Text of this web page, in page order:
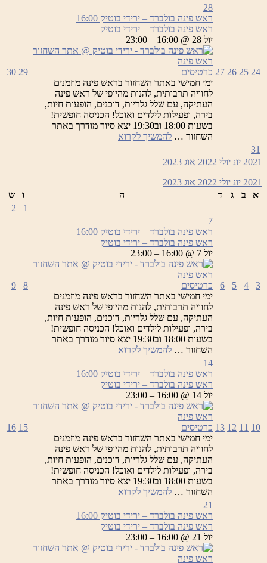
בולברד
–
ירידי
בוטיק
24
25
26
27
28
ראש פינה בולברד – ירידי בוטיק 16:00
ראש פינה בולברד – ירידי בוטיק
יול 28 @ 16:00 – 23:00
כרטיסים
ימי חמישי באתר השחזור בראש פינה מוזמנים
לחוויה תרבותית, להנות מהיופי של ראש פינה
העתיקה, עם שלל גלריות, דוכנים, הופעות חיות,
בירה, ופעילות לילדים ואוכל! הכניסה חופשית!
בשעות 18:00 וב19:30 יצא סיור מודרך באתר
השחזור … להמשיך לקרוא
29
30
31
2021 יונ יולי 2022 אוג 2023
2021 יונ יולי 2022 אוג 2023
א
ב ג ד ה ו
ש
1
2
3
4
5
6
7
ראש פינה בולברד – ירידי בוטיק 16:00
ראש פינה בולברד – ירידי בוטיק
יול 7 @ 16:00 – 23:00
כרטיסים
ימי חמישי באתר השחזור בראש פינה מוזמנים
לחוויה תרבותית, להנות מהיופי של ראש פינה
העתיקה, עם שלל גלריות, דוכנים, הופעות חיות,
בירה, ופעילות לילדים ואוכל! הכניסה חופשית!
בשעות 18:00 וב19:30 יצא סיור מודרך באתר
השחזור … להמשיך לקרוא
בולברד
–
ירידי
בוטיק
8
9
10
11
12
13
14
ראש פינה בולברד – ירידי בוטיק 16:00
ראש פינה בולברד – ירידי בוטיק
יול 14 @ 16:00 – 23:00
כרטיסים
ימי חמישי באתר השחזור בראש פינה מוזמנים
לחוויה תרבותית, להנות מהיופי של ראש פינה
העתיקה, עם שלל גלריות, דוכנים, הופעות חיות,
בירה, ופעילות לילדים ואוכל! הכניסה חופשית!
בשעות 18:00 וב19:30 יצא סיור מודרך באתר
השחזור … להמשיך לקרוא
בולברד
–
ירידי
בוטיק
15
16
21
ראש פינה בולברד – ירידי בוטיק 16:00
ראש פינה בולברד – ירידי בוטיק
יול 21 @ 16:00 – 23:00